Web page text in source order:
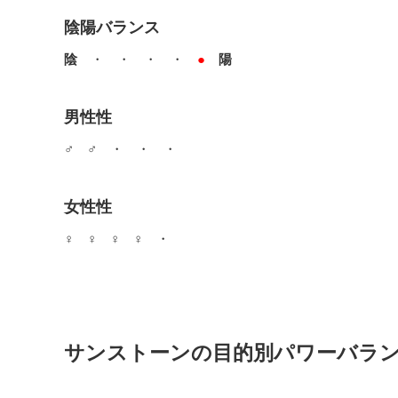
陰陽バランス
陰 ・ ・ ・ ・ ● 陽
男性性
♂ ♂ ・ ・ ・
女性性
♀ ♀ ♀ ♀ ・
サンストーンの目的別パワーバラ